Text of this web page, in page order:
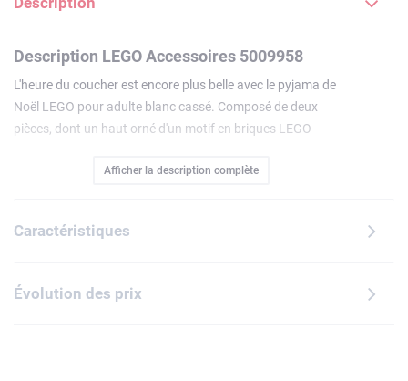
Description LEGO Accessoires 5009958
L'heure du coucher est encore plus belle avec le pyjama de
Noël LEGO pour adulte blanc cassé. Composé de deux
pièces, dont un haut orné d'un motif en briques LEGO
festif, ce pyjama de Noël unisexe vous protégera du froid et
également idéal pour les moments de détente à la maison
Afficher la description complète
Caractéristiques
Évolution des prix